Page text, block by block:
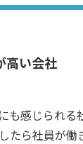
高い会社
も感じられる
たら社員が働